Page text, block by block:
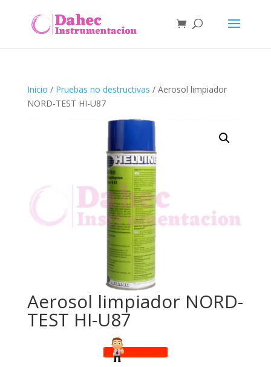
Inicio / Pruebas no destructivas / Aerosol limpiador
NORD-TEST HI-U87
Aerosol limpiador NORD-
TEST HI-U87